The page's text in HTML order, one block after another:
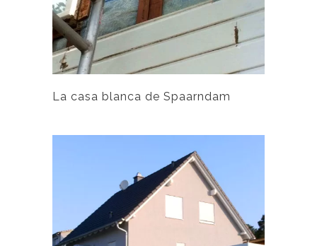
La casa blanca de Spaarndam